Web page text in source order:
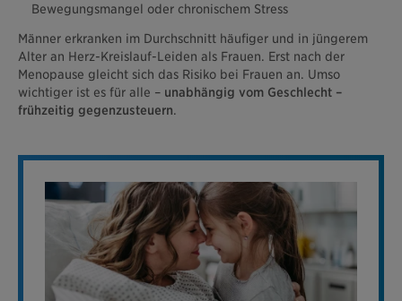
Bewegungsmangel oder chronischem Stress
Männer erkranken im Durchschnitt häufiger und in jüngerem
Alter an Herz-Kreislauf-Leiden als Frauen. Erst nach der
Menopause gleicht sich das Risiko bei Frauen an. Umso
wichtiger ist es für alle – unabhängig vom Geschlecht –
frühzeitig gegenzusteuern.